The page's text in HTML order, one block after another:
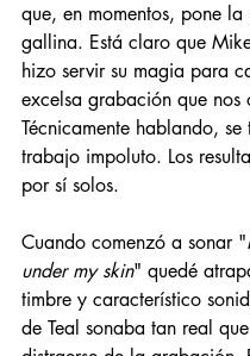
que, en momentos, pone
gallina. Está claro que
hizo servir su magia para
excelsa grabación que nos
Técnicamente hablando,
trabajo impoluto. Los
por sí solos.
Cuando comenzó a sonar "
under my skin" quedé
timbre y característico
de Teal sonaba tan real